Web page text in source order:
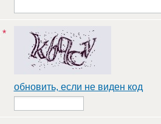
*
обновить, если не виден код